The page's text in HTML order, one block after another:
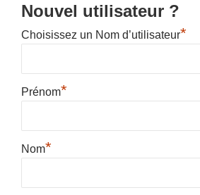
Nouvel utilisateur ?
Choisissez un Nom d’utilisateur*
Prénom*
Nom*